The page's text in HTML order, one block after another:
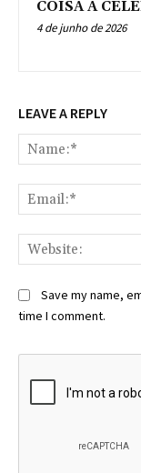
COISA A
4 de junho de 2026
LEAVE A REPLY
Save my name,
time I comment.